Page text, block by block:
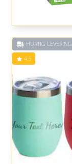
HURTIG LEVERING
4.5